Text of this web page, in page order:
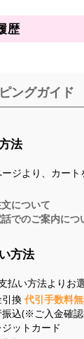
歴
ングガイド
法
ジより、カート
について
でのご案内につ
方法
払い方法よりお
換 代引手数料無
振込(※ご入金確
ットカード